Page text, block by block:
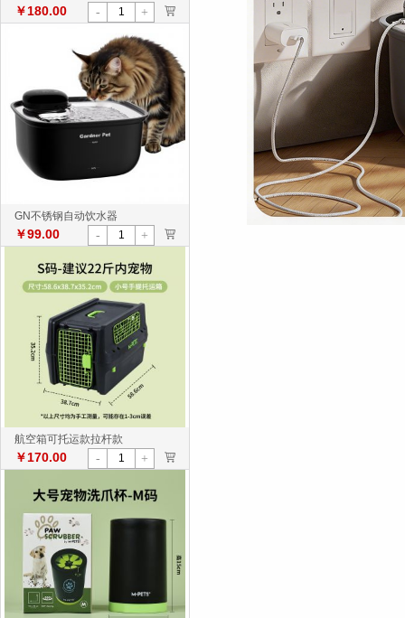
￥180.00 - + >
GN不锈钢自动饮水器
￥99.00 - + >
航空箱可托运款拉杆款
￥170.00 - + >